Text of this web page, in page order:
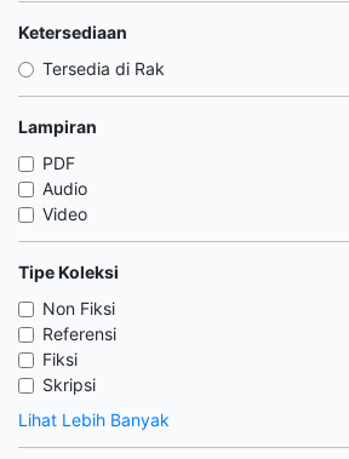
Ketersediaan
Tersedia di Rak
Lampiran
PDF
Audio
Video
Tipe Koleksi
Non Fiksi
Referensi
Fiksi
Skripsi
Lihat Lebih Banyak